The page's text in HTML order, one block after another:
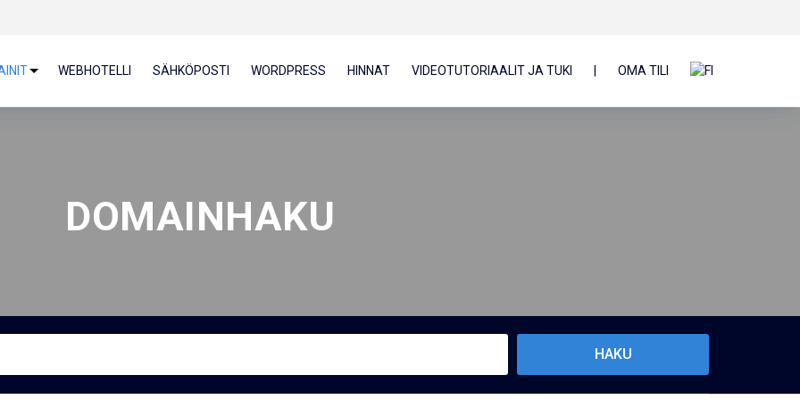
WEBHOTELLI SÄHKÖPOSTI WORDPRESS HINNAT VIDEOTUTORIAALIT JA TUKI OMA TILI
DOMAINHAKU
HAKU